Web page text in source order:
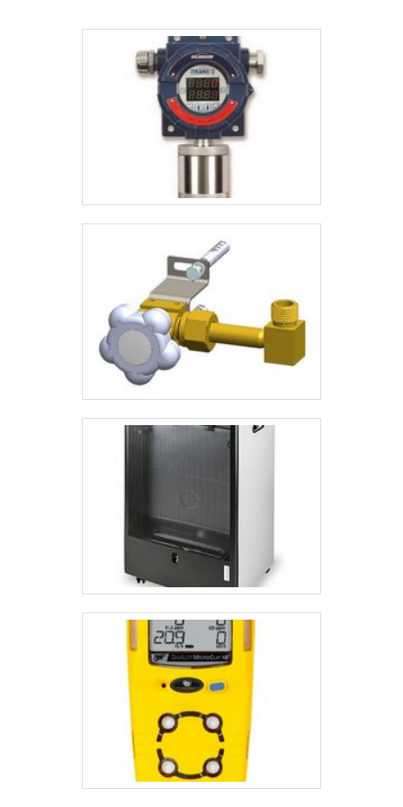
específicas de cada cliente. Além disso, a empresa conta com uma
equipe técnica altamente qualificada, que está sempre pronta para
oferecer suporte e orientação na escolha do equipamento mais
adequado.Além da peneira rotativa moenda, a Normatec também
oferece outros equipamentos e serviços para o setor
sucroalcooleiro, como reforma de moendas, fabricação de peças
outros.Portanto, se você está em busca de uma peneira rotativa